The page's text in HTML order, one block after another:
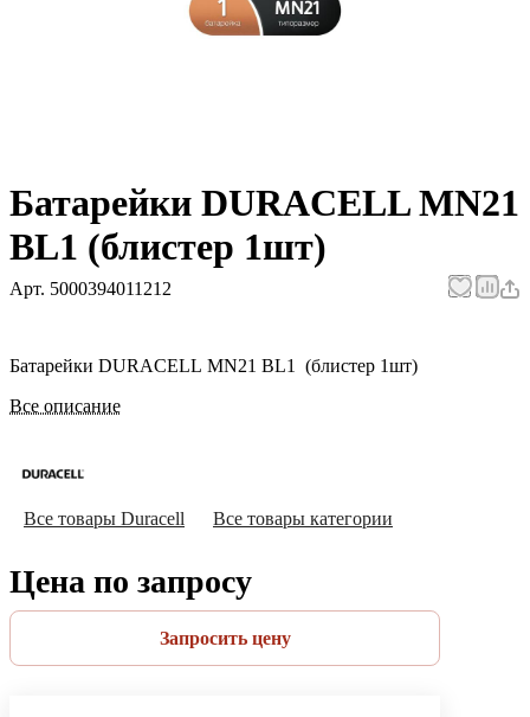
Батарейки DURACELL MN21
BL1 (блистер 1шт)
Арт. 5000394011212
Батарейки DURACELL MN21 BL1 (блистер 1шт)
Все описание
Все товары Duracell Все товары категории
Цена по запросу
Запросить цену